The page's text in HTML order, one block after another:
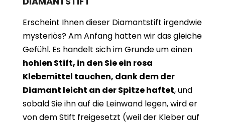
Erscheint Ihnen dieser Diamantstift irgendwie
mysteriös? Am Anfang hatten wir das gleiche
Gefühl. Es handelt sich im Grunde um einen
hohlen Stift, in den Sie ein rosa
Klebemittel tauchen, dank dem der
Diamant leicht an der Spitze haftet, und
sobald Sie ihn auf die Leinwand legen, wird er
von dem Stift freigesetzt (weil der Kleber auf